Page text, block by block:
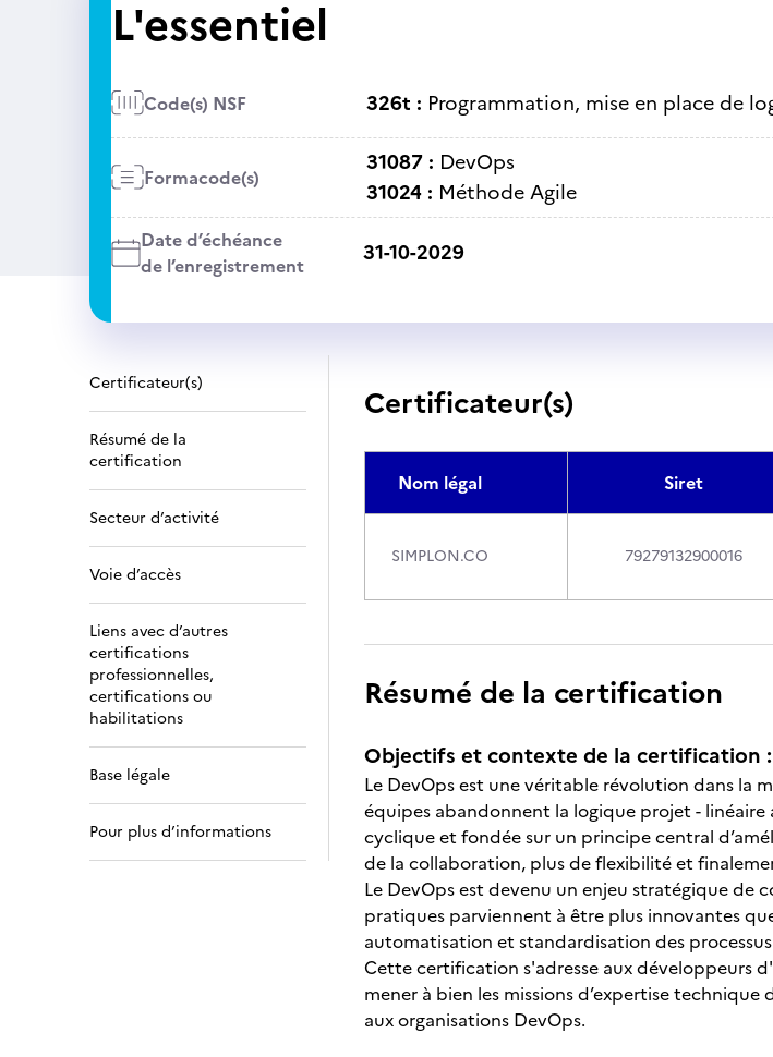
L'essentiel
Code(s) NSF 326t : Programmation, mise en place de
Formacode(s)
31087 : DevOps
31024 : Méthode Agile
Date d’échéance
de l’enregistrement
31-10-2029
Certificateur(s)
Résumé de la
certification
Secteur d’activité
Voie d’accès
Liens avec d’autres
certifications
professionnelles,
certifications ou
habilitations
Base légale
Pour plus d’informations
Certificateur(s)
Nom légal Siret
SIMPLON.CO 79279132900016
Résumé de la certification
Objectifs et contexte de la certification :
Le DevOps est une véritable révolution dans la
équipes abandonnent la logique projet -
cyclique et fondée sur un principe central
de la collaboration, plus de flexibilité et
Le DevOps est devenu un enjeu stratégique de
pratiques parviennent à être plus innovantes
automatisation et standardisation des
Cette certification s'adresse aux développeurs
mener à bien les missions d’expertise
aux organisations DevOps.